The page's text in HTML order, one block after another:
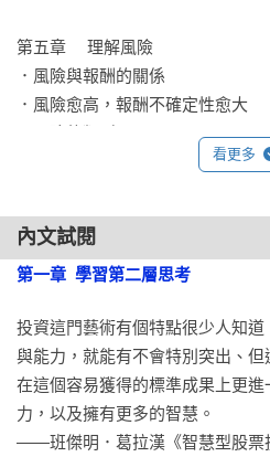
——雷浩斯，價值投資者、財經作
「只要在郵件信箱裡看到霍華．馬
上打開與閱讀。我總是會從中學
（Berkshire Hathaway）董事長暨
「投資書籍中，很少有像馬克斯《
你想避開投資陷阱，這是必讀的作
——約翰．伯格（John C. Bogle）
Group）創辦人暨執行長
「每個人都引頸期盼華倫．巴菲特
第五章	理解風險
．風險與報酬的關係
．風險愈高，報酬不確定性愈大
．無法衡量虧損的機率
．風險難以判斷
．風險只存在於未來
第六章	確認風險
．風險只會分散 不會消失
．市場環境變了 風險評估也變了
．風險情緒評估
．風險的任性
看更多
內文試閱
第一章  學習第二層思考
投資這門藝術有個特點很少人知
與能力，就能有不會特別突出、
在這個容易獲得的標準成果上更
力，以及擁有更多的智慧。
——班傑明．葛拉漢《智慧型股票